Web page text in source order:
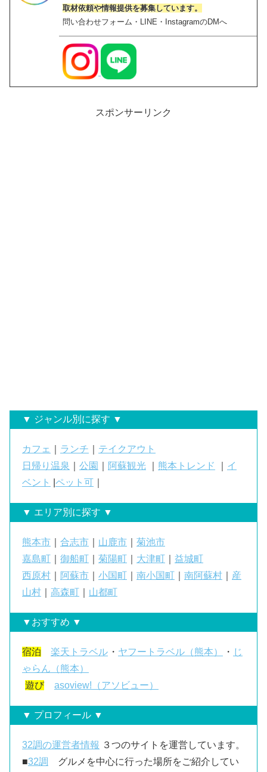
取材依頼や情報提供を募集しています。
問い合わせフォーム・LINE・InstagramのDMへ
スポンサーリンク
▼ ジャンル別に探す ▼
カフェ ランチ
テイクアウト
日帰り温泉
公園 阿蘇観光 熊本トレンド
イ
ベント
ペット可
▼ エリア別に探す ▼
熊本市 合志市 山鹿市
菊池市
嘉島町
御船町 菊陽町 大津町
益城町
西原村
阿蘇市 小国町 南小国町 南阿蘇村
産
山村
高森町 山都町
▼おすすめ ▼
宿泊 楽天トラベル ・ ヤフートラベル（熊本） ・ じ
ゃらん（熊本）
遊び
asoview!（アソビュー）
▼ プロフィール ▼
32調の運営者情報 ３つのサイトを運営しています。
■32調
グルメを中心に行った場所をご紹介してい